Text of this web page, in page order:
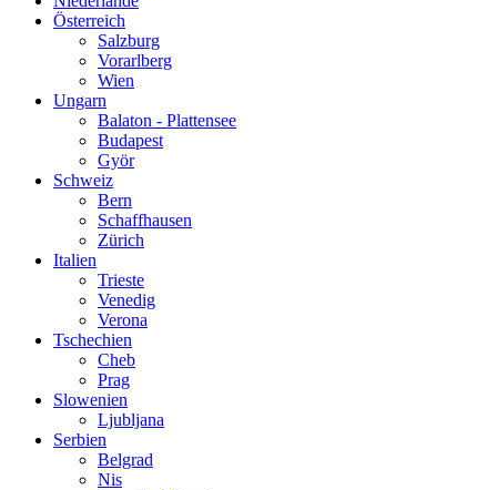
Österreich
Salzburg
Vorarlberg
Wien
Ungarn
Balaton - Plattensee
Budapest
Györ
Schweiz
Bern
Schaffhausen
Zürich
Italien
Trieste
Venedig
Verona
Tschechien
Cheb
Prag
Slowenien
Ljubljana
Serbien
Belgrad
Nis